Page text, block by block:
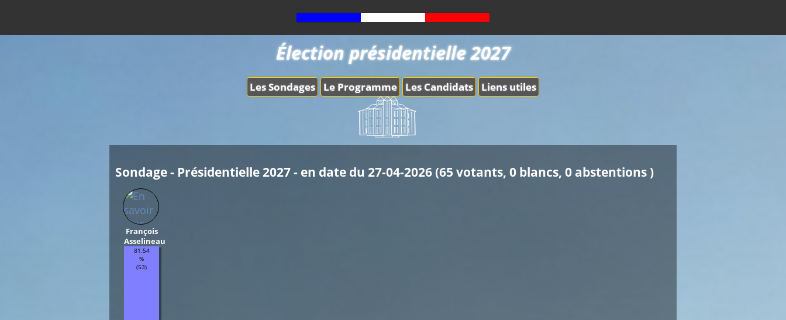
Les Sondages Le Programme Les Candidats Liens utiles
Élection présidentielle 2027
Sondage - Présidentielle 2027 - en date du 27-04-2026 (65 votants, 0 blancs, 0 abstentions )
François
Asselineau
81.54
%
(53)